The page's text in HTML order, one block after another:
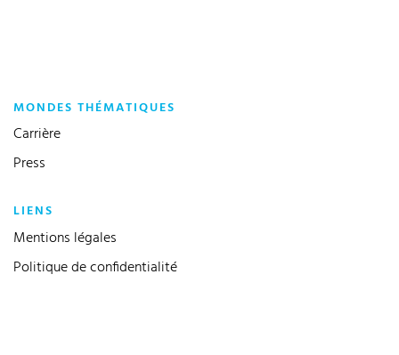
MONDES THÉMATIQUES
Carrière
Press
LIENS
Mentions légales
Politique de confidentialité